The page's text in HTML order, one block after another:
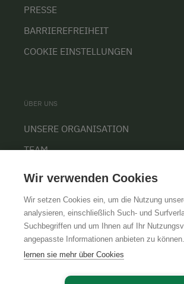
PRESSE
BARRIEREFREIHEIT
COOKIE EINSTELLUNGEN
ÜBER UNS
UNSERE ORGANISATION
TEAM
KARRIERE
AGBIMPRESSUM
Wir verwenden Cookies
Wir setzen Cookies ein, um die Nutzung
analysieren, einschließlich Such- und
Suchbegriffen und um Ihnen auf Ihr
angepasste Informationen anbieten zu können.
lernen sie mehr über Cookies